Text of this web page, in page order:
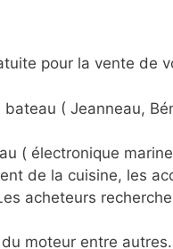
pour la vente de
( Jeanneau,
( électronique
de la cuisine, les
acheteurs
moteur entre autres.